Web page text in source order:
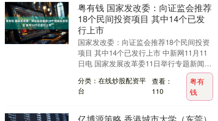
粤有钱 国家发改委：向证监会推荐
18个民间投资项目 其中14个已发
行上市
国家发改委：向证监会推荐18个民间投资
项目 其中14个已发行上市 中新网11月11
日电 国家发展改革委11日举行专题新闻发
布会。 会上，国家发展改革委固定资产
投....
分类：在线炒股配资平
台
查看：
110
粤有
钱
亿博源策略 香港城市大学（东莞）